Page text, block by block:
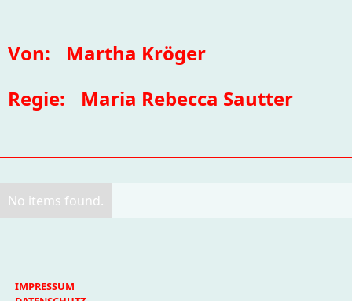
Von:
Martha Kröger
Regie:
Maria Rebecca Sautter
No items found.
IMPRESSUM